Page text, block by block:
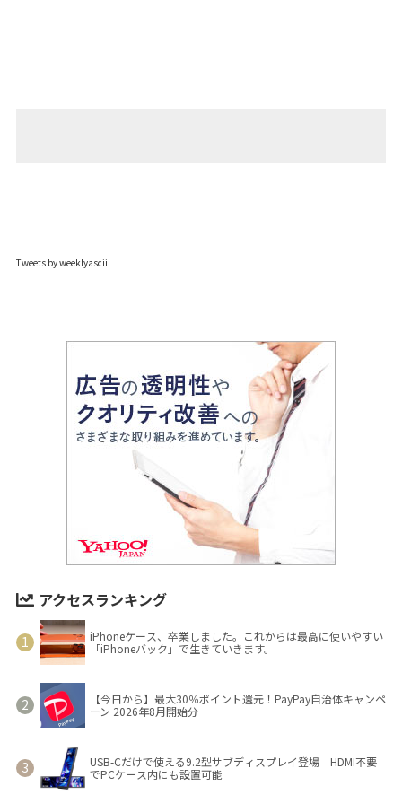
Tweets by weeklyascii
アクセスランキング
iPhoneケース、卒業しました。これからは最高に使いやすい
「iPhoneバック」で生きていきます。
【今日から】最大30％ポイント還元！PayPay自治体キャンペ
ーン 2026年8月開始分
USB-Cだけで使える9.2型サブディスプレイ登場 HDMI不要
でPCケース内にも設置可能